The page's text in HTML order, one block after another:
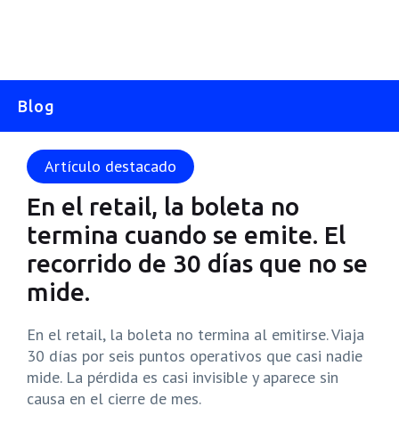
Blog
Artículo destacado
En el retail, la boleta no
termina cuando se emite. El
recorrido de 30 días que no se
mide.
En el retail, la boleta no termina al emitirse. Viaja
30 días por seis puntos operativos que casi nadie
mide. La pérdida es casi invisible y aparece sin
causa en el cierre de mes.